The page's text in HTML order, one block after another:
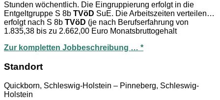
Stunden wöchentlich. Die Eingruppierung erfolgt in die
Entgeltgruppe S 8b TVöD SuE. Die Arbeitszeiten verteilen…
erfolgt nach S 8b TVöD (je nach Berufserfahrung von
1.835,38 bis zu 2.662,00 Euro Monatsbruttogehalt
Zur kompletten Jobbeschreibung … *
Standort
Quickborn, Schleswig-Holstein – Pinneberg, Schleswig-
Holstein